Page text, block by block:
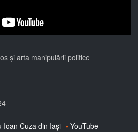
și arta manipulării politice
Ioan Cuza din Iași
YouTube